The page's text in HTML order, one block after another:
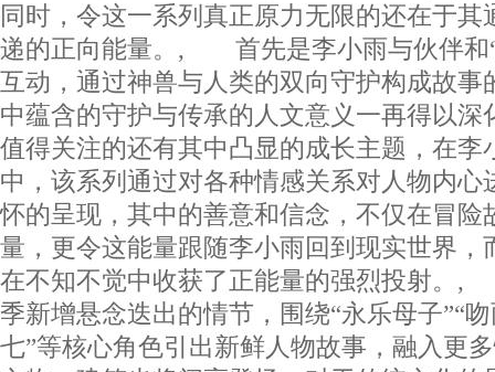
同时，令这一系列真正原力无限的还在于其
递的正向能量。, 首先是李小雨与伙伴和
互动，通过神兽与人类的双向守护构成故事
中蕴含的守护与传承的人文意义一再得
值得关注的还有其中凸显的成长主题，在李
中，该系列通过对各种情感关系对人物内心
怀的呈现，其中的善意和信念，不仅在冒险
量，更令这能量跟随李小雨回到现实世界，
在不知不觉中收获了正能量的强烈投射
季新增悬念迭出的情节，围绕“永乐母子”“
七”等核心角色引出新鲜人物故事，融入更